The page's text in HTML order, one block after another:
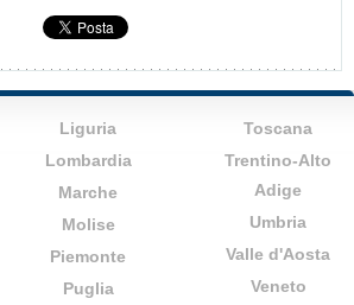
Liguria
Lombardia
Marche
Molise
Piemonte
Puglia
Toscana
Trentino-Alto
Adige
Umbria
Valle d'Aosta
Veneto